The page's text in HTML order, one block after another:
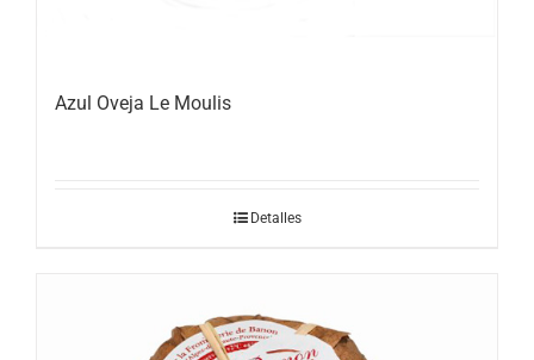
Azul Oveja Le Moulis
Detalles